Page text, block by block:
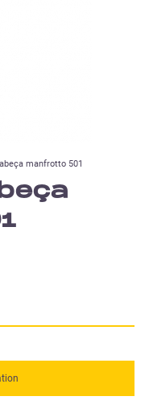
manfrotto 501